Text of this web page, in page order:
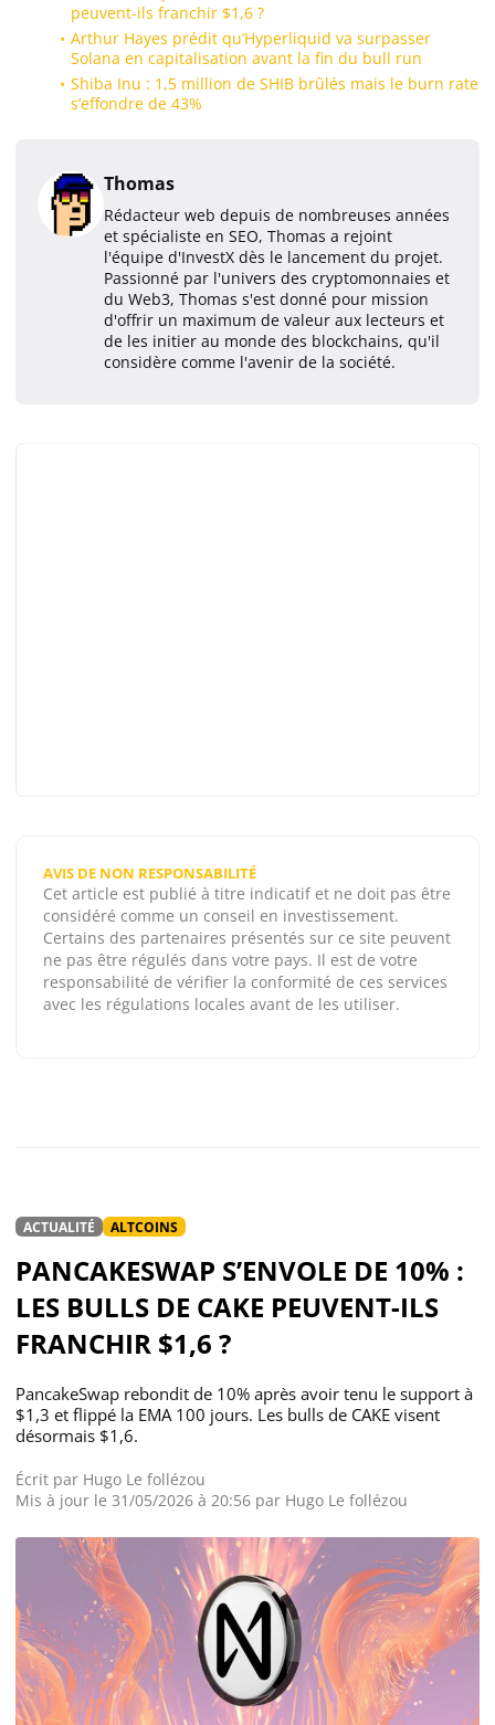
peuvent-ils franchir $1,6 ?
Arthur Hayes prédit qu’Hyperliquid va surpasser
Solana en capitalisation avant la fin du bull run
Shiba Inu : 1,5 million de SHIB brûlés mais le burn rate
s’effondre de 43%
Thomas
Rédacteur web depuis de nombreuses années
et spécialiste en SEO, Thomas a rejoint
l'équipe d'InvestX dès le lancement du projet.
Passionné par l'univers des cryptomonnaies et
du Web3, Thomas s'est donné pour mission
d'offrir un maximum de valeur aux lecteurs et
de les initier au monde des blockchains, qu'il
considère comme l'avenir de la société.
AVIS DE NON RESPONSABILITÉ
Cet article est publié à titre indicatif et ne doit pas être
considéré comme un conseil en investissement.
Certains des partenaires présentés sur ce site peuvent
ne pas être régulés dans votre pays. Il est de votre
responsabilité de vérifier la conformité de ces services
avec les régulations locales avant de les utiliser.
ACTUALITÉ ALTCOINS
PANCAKESWAP S’ENVOLE DE 10% :
LES BULLS DE CAKE PEUVENT-ILS
FRANCHIR $1,6 ?
PancakeSwap rebondit de 10% après avoir tenu le support à
$1,3 et flippé la EMA 100 jours. Les bulls de CAKE visent
désormais $1,6.
Écrit par Hugo Le follézou
Mis à jour le 31/05/2026 à 20:56 par Hugo Le follézou